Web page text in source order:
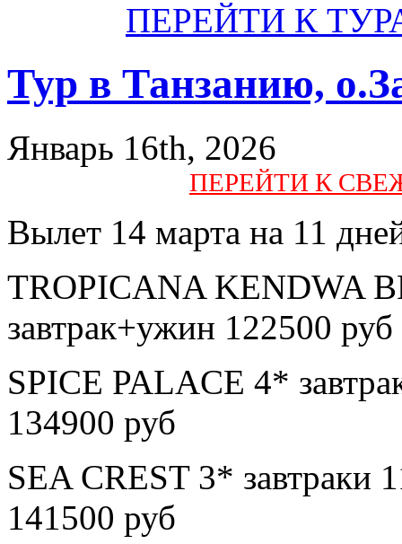
ПЕРЕЙТИ К
Тур в Танзанию,
Январь 16th, 2026
ПЕРЕЙТИ К
Вылет 14 марта на 11
TROPICANA KENDWA
завтрак+ужин 122500 руб
SPICE PALACE 4*
134900 руб
SEA CREST 3* завтраки
141500 руб